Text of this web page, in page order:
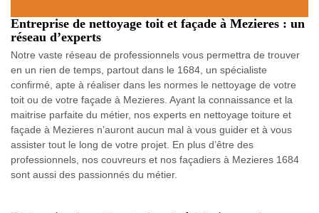
Entreprise de nettoyage toit et façade à Mezieres : un
réseau d’experts
Notre vaste réseau de professionnels vous permettra de trouver
en un rien de temps, partout dans le 1684, un spécialiste
confirmé, apte à réaliser dans les normes le nettoyage de votre
toit ou de votre façade à Mezieres. Ayant la connaissance et la
maitrise parfaite du métier, nos experts en nettoyage toiture et
façade à Mezieres n’auront aucun mal à vous guider et à vous
assister tout le long de votre projet. En plus d’être des
professionnels, nos couvreurs et nos façadiers à Mezieres 1684
sont aussi des passionnés du métier.